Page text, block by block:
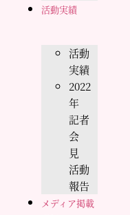
活動実績
活動
実績
2022
年
記者
会
見
活動
報告
メディア掲載